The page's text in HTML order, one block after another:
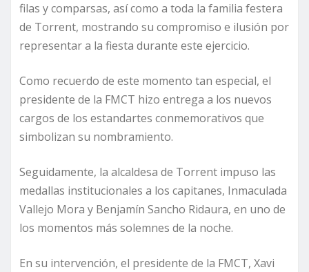
filas y comparsas, así como a toda la familia festera
de Torrent, mostrando su compromiso e ilusión por
representar a la fiesta durante este ejercicio.
Como recuerdo de este momento tan especial, el
presidente de la FMCT hizo entrega a los nuevos
cargos de los estandartes conmemorativos que
simbolizan su nombramiento.
Seguidamente, la alcaldesa de Torrent impuso las
medallas institucionales a los capitanes, Inmaculada
Vallejo Mora y Benjamín Sancho Ridaura, en uno de
los momentos más solemnes de la noche.
En su intervención, el presidente de la FMCT, Xavi